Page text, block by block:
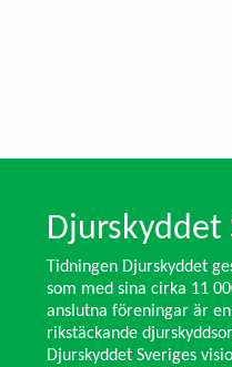
Djurskyddet
Tidningen Djurskyddet
som med sina cirka 11
anslutna föreningar är
rikstäckande
Djurskyddet Sveriges